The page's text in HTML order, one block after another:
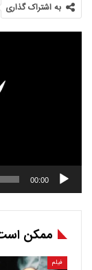
به اشتراک گذاری
00:00
ممکن
فیلم